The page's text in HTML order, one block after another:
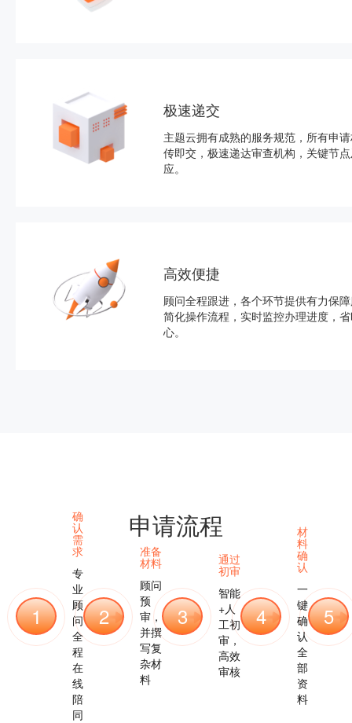
极速递交
主题云拥有成熟的服务规范，所有申
传即交，极速递达审查机构，关键节
应。
高效便捷
顾问全程跟进，各个环节提供有力保
简化操作流程，实时监控办理进度，
心。
申请流程
1
确
认
需
求
专
业
顾
问
全
程
在
线
陪
同
2
准备
材料
顾问
预
审，
并撰
写复
杂材
料
3
通过
初审
智能
+人
工初
审，
高效
审核
4
材
料
确
认
一
键
确
认
全
部
资
料
5